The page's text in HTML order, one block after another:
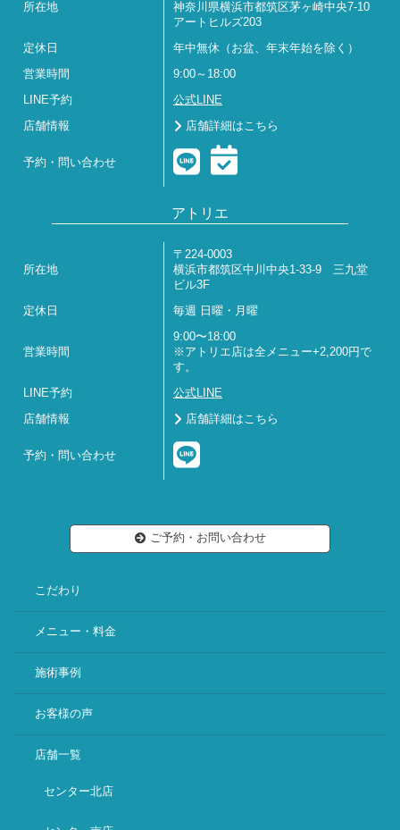
所在地
神奈川県横浜市都筑区茅ヶ崎中央7-10
アートヒルズ203
定休日 年中無休（お盆、年末年始を除く）
営業時間 9:00～18:00
LINE予約 公式LINE
店舗情報 店舗詳細はこちら
予約・問い合わせ
アトリエ
所在地
〒224-0003
横浜市都筑区中川中央1-33-9 三九堂
ビル3F
定休日 毎週 日曜・月曜
営業時間
9:00〜18:00
※アトリエ店は全メニュー+2,200円で
す。
LINE予約 公式LINE
店舗情報 店舗詳細はこちら
予約・問い合わせ
ご予約・お問い合わせ
こだわり
メニュー・料金
施術事例
お客様の声
店舗一覧
センター北店